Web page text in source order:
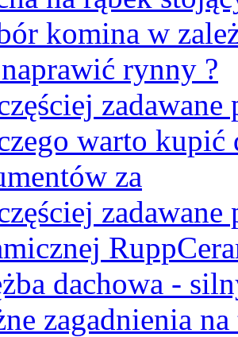
komina w
rynny ?
warto kupić
za
dachowa -
zagadnienia